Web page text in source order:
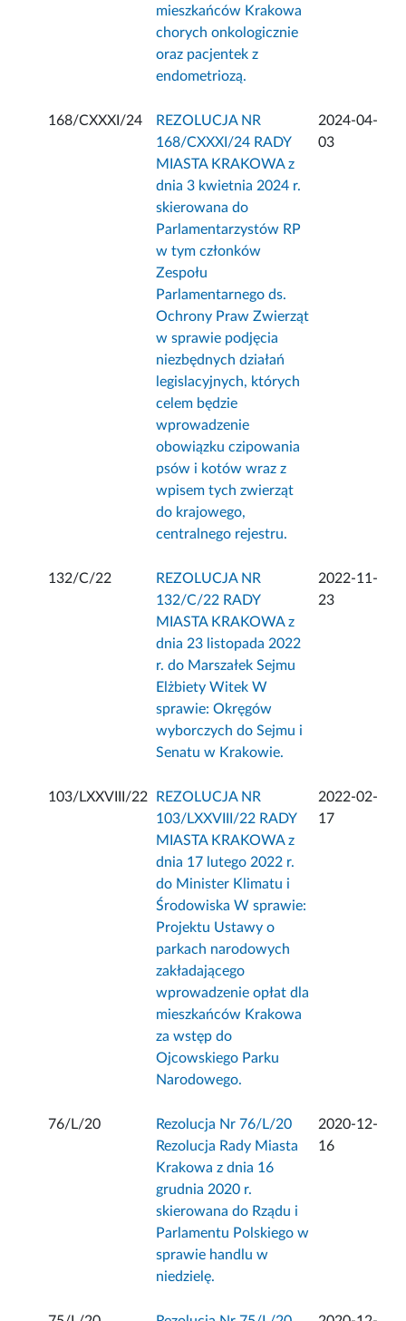
mieszkańców Krakowa
chorych onkologicznie
oraz pacjentek z
endometriozą.
168/CXXXI/24
REZOLUCJA NR
168/CXXXI/24 RADY
MIASTA KRAKOWA z
dnia 3 kwietnia 2024 r.
skierowana do
Parlamentarzystów RP
w tym członków
Zespołu
Parlamentarnego ds.
Ochrony Praw Zwierząt
w sprawie podjęcia
niezbędnych działań
legislacyjnych, których
celem będzie
wprowadzenie
obowiązku czipowania
psów i kotów wraz z
wpisem tych zwierząt
do krajowego,
centralnego rejestru.
2024-04-
03
132/C/22
REZOLUCJA NR
132/C/22 RADY
MIASTA KRAKOWA z
dnia 23 listopada 2022
r. do Marszałek Sejmu
Elżbiety Witek W
sprawie: Okręgów
wyborczych do Sejmu i
Senatu w Krakowie.
2022-11-
23
103/LXXVIII/22
REZOLUCJA NR
103/LXXVIII/22 RADY
MIASTA KRAKOWA z
dnia 17 lutego 2022 r.
do Minister Klimatu i
Środowiska W sprawie:
Projektu Ustawy o
parkach narodowych
zakładającego
wprowadzenie opłat dla
mieszkańców Krakowa
za wstęp do
Ojcowskiego Parku
Narodowego.
2022-02-
17
76/L/20
Rezolucja Nr 76/L/20
Rezolucja Rady Miasta
Krakowa z dnia 16
grudnia 2020 r.
skierowana do Rządu i
Parlamentu Polskiego w
sprawie handlu w
niedzielę.
2020-12-
16